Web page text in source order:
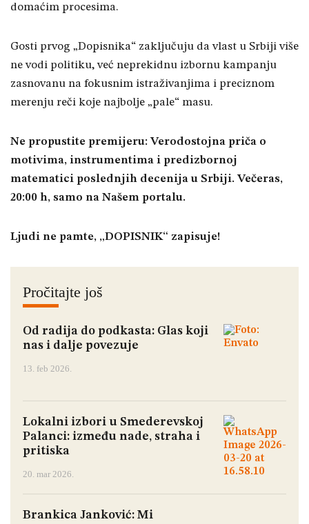
domaćim procesima.
Gosti prvog „Dopisnika“ zaključuju da vlast u Srbiji više
ne vodi politiku, već neprekidnu izbornu kampanju
zasnovanu na fokusnim istraživanjima i preciznom
merenju reči koje najbolje „pale“ masu.
Ne propustite premijeru: Verodostojna priča o
motivima, instrumentima i predizbornoj
matematici poslednjih decenija u Srbiji. Večeras,
20:00 h, samo na Našem portalu.
Ljudi ne pamte, „DOPISNIK“ zapisuje!
Pročitajte još
Od radija do podkasta: Glas koji
nas i dalje povezuje
13. feb 2026.
Lokalni izbori u Smederevskoj
Palanci: između nade, straha i
pritiska
20. mar 2026.
Brankica Janković: Mi